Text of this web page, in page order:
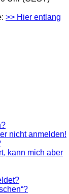
>> Hier entlang
nicht anmelden!
kann mich aber